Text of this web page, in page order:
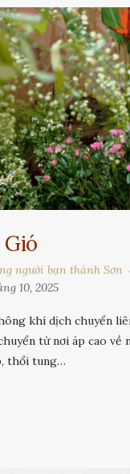
Gió
người bạn thành Sơn
10, 2025
khí dịch chuyển
từ nơi áp cao về
thổi tung…